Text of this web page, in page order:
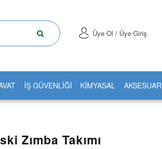
Üye Ol / Üye Giriş
İŞ GÜVENLİĞİ KİMYASAL AKSESUAR
Zımba Takımı